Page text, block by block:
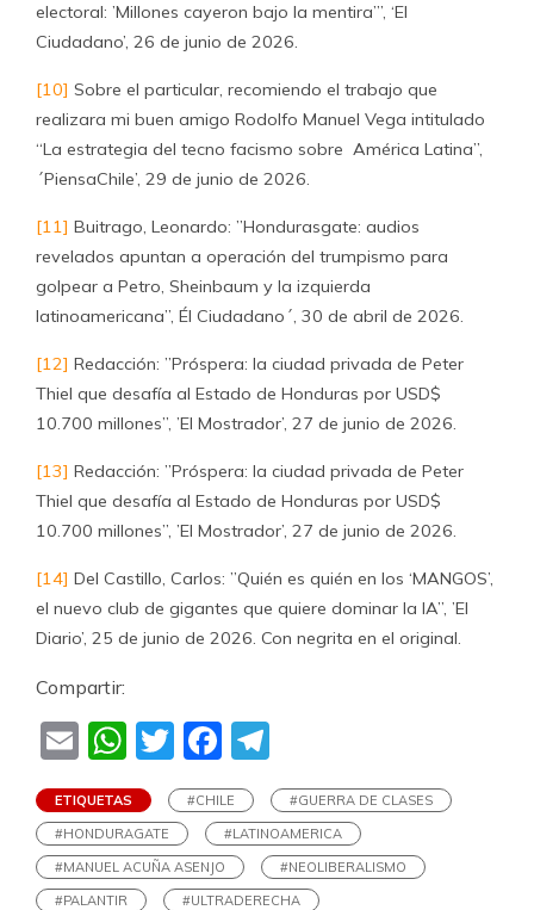
electoral: ’Millones cayeron bajo la mentira’”, ‘El
Ciudadano’, 26 de junio de 2026.
[10] Sobre el particular, recomiendo el trabajo que
realizara mi buen amigo Rodolfo Manuel Vega intitulado
“La estrategia del tecno facismo sobre América Latina”,
´PiensaChile’, 29 de junio de 2026.
[11] Buitrago, Leonardo: ”Hondurasgate: audios
revelados apuntan a operación del trumpismo para
golpear a Petro, Sheinbaum y la izquierda
latinoamericana”, Él Ciudadano´, 30 de abril de 2026.
[12] Redacción: ”Próspera: la ciudad privada de Peter
Thiel que desafía al Estado de Honduras por USD$
10.700 millones”, ’El Mostrador’, 27 de junio de 2026.
[13] Redacción: ”Próspera: la ciudad privada de Peter
Thiel que desafía al Estado de Honduras por USD$
10.700 millones”, ’El Mostrador’, 27 de junio de 2026.
[14] Del Castillo, Carlos: ”Quién es quién en los ‘MANGOS’,
el nuevo club de gigantes que quiere dominar la IA”, ’El
Diario’, 25 de junio de 2026. Con negrita en el original.
Compartir:
EmailWhatsApp
TwitterFacebook
ETIQUETAS #CHILE
#GUERRA DE CLASES
#HONDURAGATE
#LATINOAMERICA
#MANUEL ACUÑA ASENJO
#NEOLIBERALISMO
#PALANTIR
#ULTRADERECHA